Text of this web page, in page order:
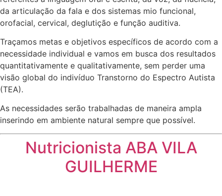
da articulação da fala e dos sistemas mio funcional,
orofacial, cervical, deglutição e função auditiva.
Traçamos metas e objetivos específicos de acordo com a
necessidade individual e vamos em busca dos resultados
quantitativamente e qualitativamente, sem perder uma
visão global do indivíduo Transtorno do Espectro Autista
(TEA).
As necessidades serão trabalhadas de maneira ampla
inserindo em ambiente natural sempre que possível.
Nutricionista ABA VILA
GUILHERME